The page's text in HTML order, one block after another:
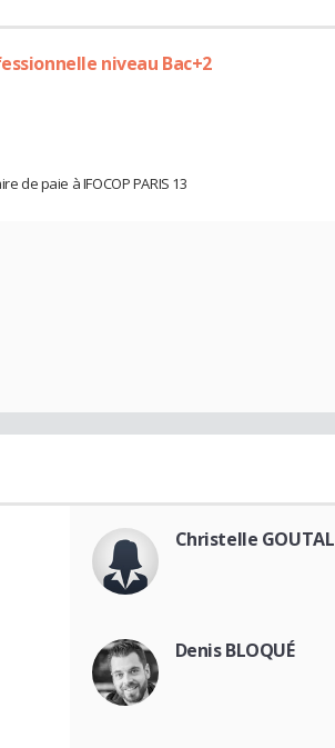
niveau Bac+2
de paie à IFOCOP PARIS 13
Christelle GOUTAL
Denis BLOQUÉ